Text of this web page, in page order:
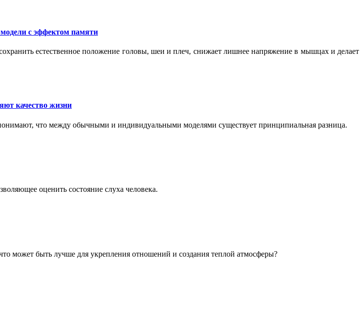
с эффектом памяти
естественное положение головы, шеи и плеч, снижает лишнее напряжение в мышцах и делает
качество жизни
что между обычными и индивидуальными моделями существует принципиальная разница.
оценить состояние слуха человека.
может быть лучше для укрепления отношений и создания теплой атмосферы?